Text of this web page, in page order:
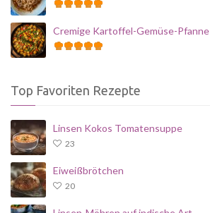
Cremige Kartoffel-Gemüse-Pfanne
Top Favoriten Rezepte
Linsen Kokos Tomatensuppe
23
Eiweißbrötchen
20